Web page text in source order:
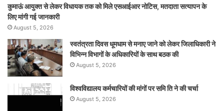
कुमाऊं आयुक्त से लेकर विधायक तक को मिले एसआईआर नोटिस, मतदाता सत्यापन के
लिए मांगी गई जानकारी
August 5, 2026
स्वतंत्रता दिवस धूमधाम से मनाए जाने को लेकर जिलाधिकारी ने
विभिन्न विभागों के अधिकारियों के साथ बठक की
August 5, 2026
विश्वविद्यालय कर्मचारियों की मांगों पर समि ति ने की चर्चा
August 5, 2026